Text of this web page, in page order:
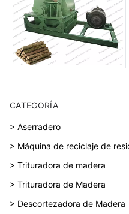
CATEGORÍA
> Aserradero
> Máquina de reciclaje de
> Trituradora de madera
> Trituradora de Madera
> Descortezadora de Madera